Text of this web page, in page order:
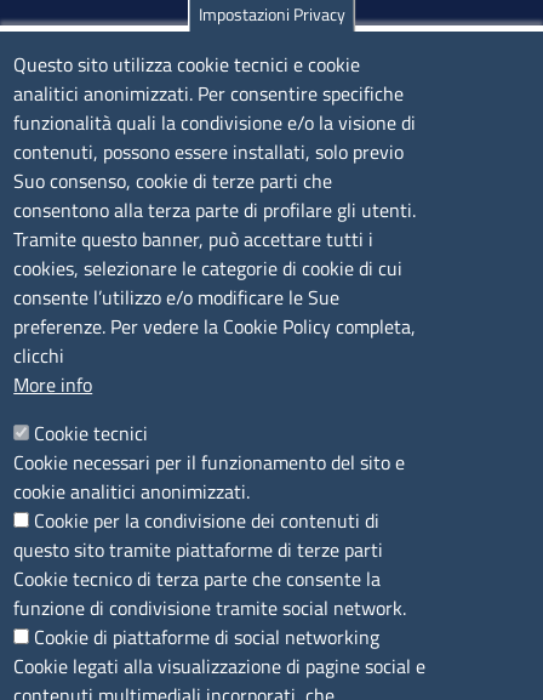
Olbia
Via Nanni 43 - 07026 Olbia
Tel. 0789 66122 | 0789 69580
mail:ufficio.olbia@ss.camcom.it
lunedì al venerdì: 9,00 - 12,00; lunedì pomeriggio: 16,00
- 17,00
CONTATTI
Camera di Commercio, Industria, Artigianato e
Agricoltura di Sassari
P.IVA01047570906
Codice Fiscale 80000930901
Codice Univoco per le fatture elettroniche
LINK UTILI
Segnalazione di illecito
Amministrazione Trasparente
Impostazioni Privacy
Questo sito utilizza cookie tecnici e cookie
analitici anonimizzati. Per consentire specifiche
funzionalità quali la condivisione e/o la visione di
contenuti, possono essere installati, solo previo
Suo consenso, cookie di terze parti che
consentono alla terza parte di profilare gli utenti.
Tramite questo banner, può accettare tutti i
cookies, selezionare le categorie di cookie di cui
consente l’utilizzo e/o modificare le Sue
preferenze. Per vedere la Cookie Policy completa,
clicchi
More info
Cookie tecnici
Cookie necessari per il funzionamento del sito e
cookie analitici anonimizzati.
Cookie per la condivisione dei contenuti di
questo sito tramite piattaforme di terze parti
Cookie tecnico di terza parte che consente la
funzione di condivisione tramite social network.
Cookie di piattaforme di social networking
Cookie legati alla visualizzazione di pagine social e